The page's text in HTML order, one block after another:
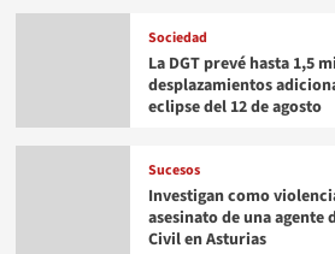
Sociedad
La DGT prevé hasta 1,5
desplazamientos
eclipse del 12 de agosto
Sucesos
Investigan como
asesinato de una agente
Civil en Asturias